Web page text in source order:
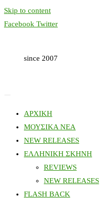
Skip to content
Facebook Twitter
since 2007
ΑΡΧΙΚΗ
ΜΟΥΣΙΚΑ ΝΕΑ
NEW RELEASES
ΕΛΛΗΝΙΚΗ ΣΚΗΝΗ
REVIEWS
NEW RELEASES
FLASH BACK